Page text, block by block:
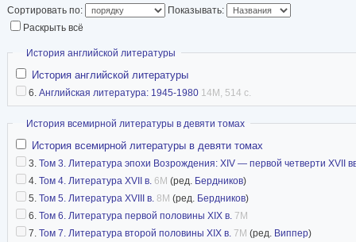
кельтским
конференциях "Ирландия: общество и
Мартина Лютера, г. Халле, ГДР, 1979, 1982,
публиковались на английском языке в
конференции "Состояние и задачи
литературоведения" (1989), в Первой и
научной конференции "Язык и культура"
конференциях Отдела: Тертеряновские
авангардизма, Проблемы взаимоотношения
английская литература от XIX века к XX
Сортировать по:
Показывать:
Раскрыть всё
Скрыть
История английской литературы
История английской литературы
6. Английская литература: 1945-1980 14M, 514 с.
Скрыть
История всемирной литературы в девяти томах
История всемирной литературы в девяти томах
3. Том 3. Литература эпохи Возрождения: XIV — первой четверти XVII
4. Том 4. Литература XVII в. 6M (ред. Бердников)
5. Том 5. Литература XVIII в. 8M (ред. Бердников)
6. Том 6. Литература первой половины XIX в. 7M
7. Том 7. Литература второй половины XIX в. 7M (ред. Виппер)